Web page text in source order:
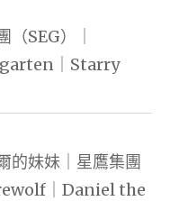
SEG）｜
｜Starry
的妹妹｜星鷹集團
｜Daniel the